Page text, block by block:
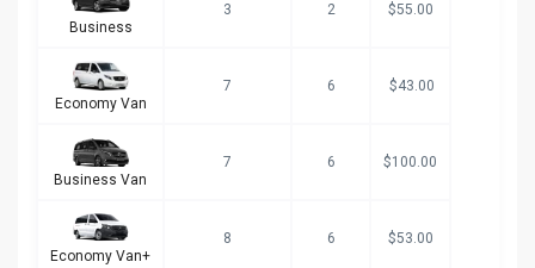
Business
3 2 $55.00
Economy Van
7 6 $43.00
Business Van
7 6 $100.00
Economy Van+
8 6 $53.00